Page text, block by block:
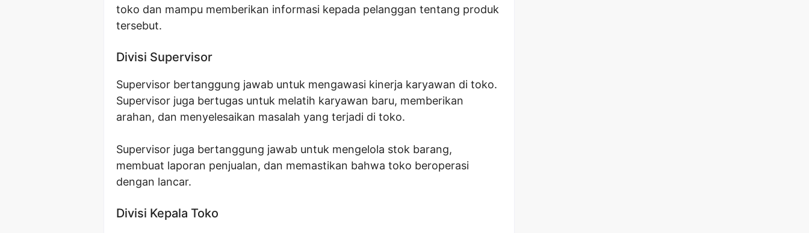
toko dan mampu memberikan informasi kepada pelanggan tentang produk
tersebut.
Divisi Supervisor
Supervisor bertanggung jawab untuk mengawasi kinerja karyawan di toko.
Supervisor juga bertugas untuk melatih karyawan baru, memberikan
arahan, dan menyelesaikan masalah yang terjadi di toko.
Supervisor juga bertanggung jawab untuk mengelola stok barang,
membuat laporan penjualan, dan memastikan bahwa toko beroperasi
dengan lancar.
Divisi Kepala Toko